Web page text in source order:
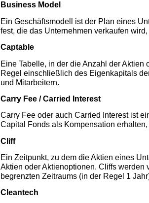
Business Model
Ein Geschäftsmodell ist der Plan eines
fest, die das Unternehmen verkaufen
Captable
Eine Tabelle, in der die Anzahl der
Regel einschließlich des Eigenkapitals
und Mitarbeitern.
Carry Fee / Carried Interest
Carry Fee oder auch Carried Interest ist
Capital Fonds als Kompensation
Cliff
Ein Zeitpunkt, zu dem die Aktien eines
Aktien oder Aktienoptionen. Cliffs
begrenzten Zeitraums (in der Regel 1
Cleantech